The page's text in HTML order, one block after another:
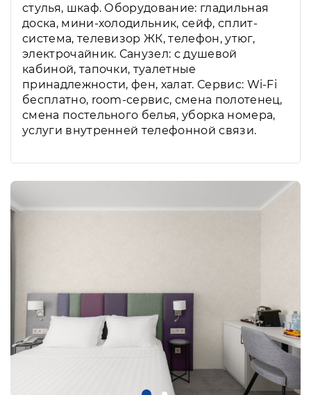
стулья, шкаф. Оборудование: гладильная
доска, мини-холодильник, сейф, сплит-
система, телевизор ЖК, телефон, утюг,
электрочайник. Санузел: с душевой
кабиной, тапочки, туалетные
принадлежности, фен, халат. Сервис: Wi-Fi
бесплатно, room-сервис, смена полотенец,
смена постельного белья, уборка номера,
услуги внутренней телефонной связи.